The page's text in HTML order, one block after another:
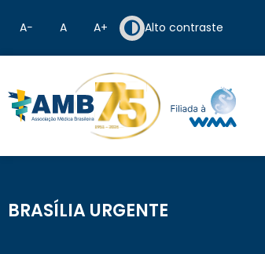
A− A A+ Alto contraste
BRASÍLIA URGENTE